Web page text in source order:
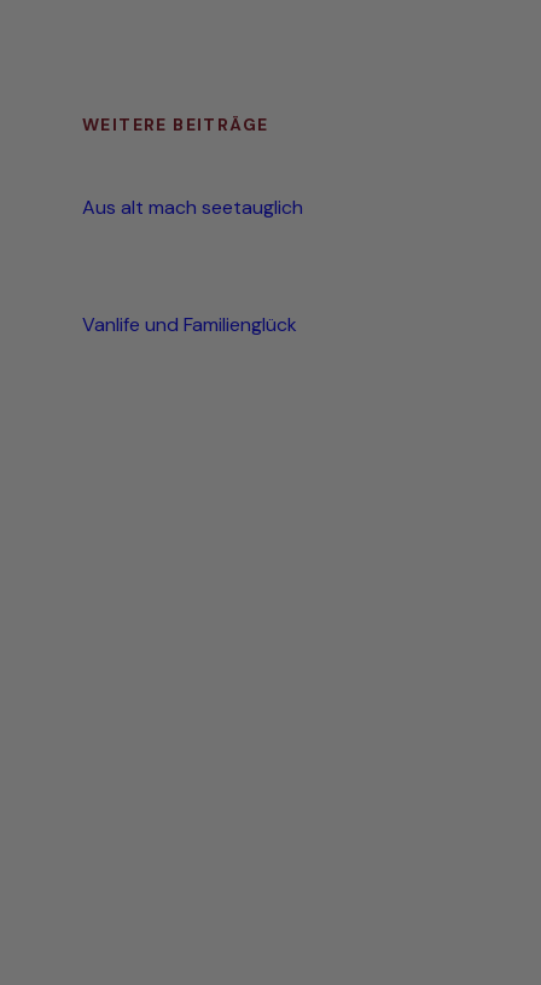
WEITERE BEITRÄGE
Aus alt mach seetauglich
Vanlife und Familienglück